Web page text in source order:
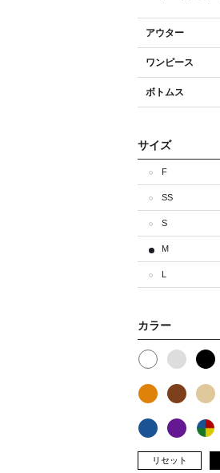
アウター
ワンピース
ボトムス
サイズ
F
SS
S
M
L
カラー
リセット